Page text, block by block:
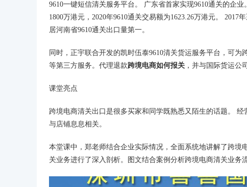
9610一键短信清关服务平台。 广东省首家实现9610通关的企
1800万港元，2020年9610通关交易额为1623.26万港元。 2017
居河南省9610通关出口量第一。
同时，正宇联合开发的凯时伍泰9610清关货运服务平台，可
等第三方服务。代理退款跨境电商如何报关 ，并与国际货运公
课堂亮点
跨境电商清关出口是很多买家和同学既熟悉又陌生的话题。
与店铺息息相关。
本堂课中，郑老师结合企业实际情况，全面系统地讲解了跨
关业务进行了深入剖析。图文结合案例分析跨境电商清关业务